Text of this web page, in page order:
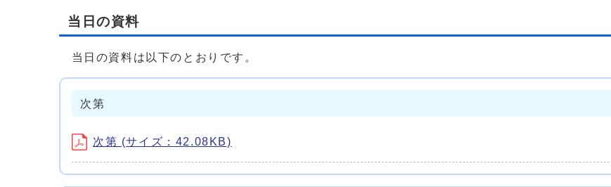
当日の資料
当日の資料は以下のとおりです。
次第
次第 (サイズ：42.08KB)